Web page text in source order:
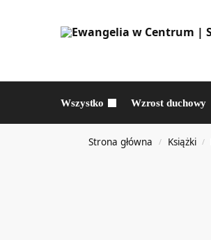
Wszystko Wzrost duchowy
Strona główna / Książki /